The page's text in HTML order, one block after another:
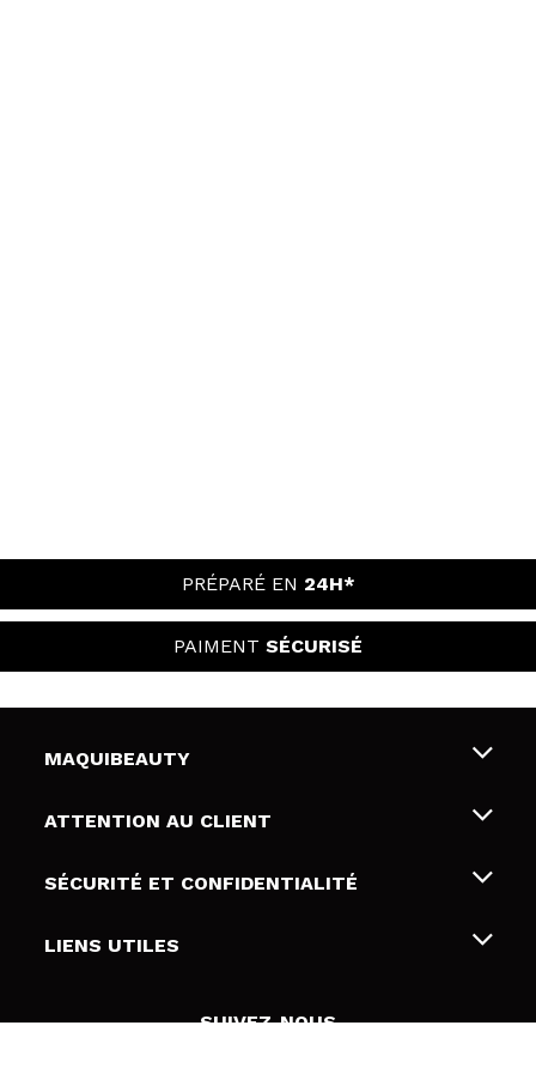
PRÉPARÉ EN 24H*
PAIMENT SÉCURISÉ
MAQUIBEAUTY
Qui sommes nous
Cartes-cadeaux
ATTENTION AU CLIENT
Livraison & retour
Modes de paiement
SÉCURITÉ ET CONFIDENTIALITÉ
Conditions et confidentialité
LIENS UTILES
SUIVEZ-NOUS